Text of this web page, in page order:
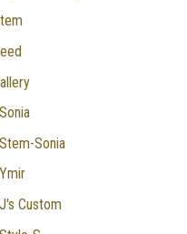
Sonia
Custom